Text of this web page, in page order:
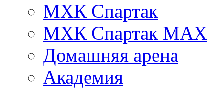
МХК Спартак
МХК Спартак МАХ
Домашняя арена
Академия